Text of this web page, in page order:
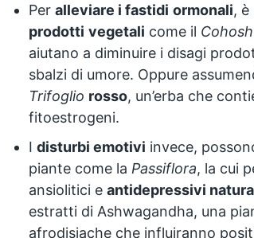
Per alleviare i fastidi ormonali,
prodotti vegetali come il
aiutano a diminuire i disagi
sbalzi di umore. Oppure
Trifoglio rosso, un’erba che
fitoestrogeni.
I disturbi emotivi invece,
piante come la Passiflora, la cui
ansiolitici e antidepressivi
estratti di Ashwagandha, una
afrodisiache che influiranno